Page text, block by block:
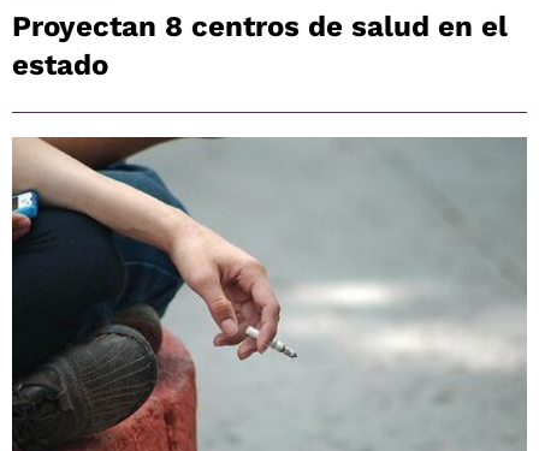
Proyectan 8 centros de salud en el
estado